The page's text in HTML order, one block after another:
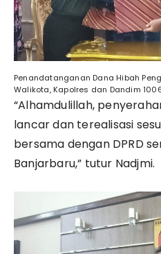
Penandatanganan Dana Hibah
Walikota, Kapolres dan Dandim
“Alhamdulillah,
lancar dan terealisasi
bersama dengan DPRD
Banjarbaru,” tutur Nadjmi.